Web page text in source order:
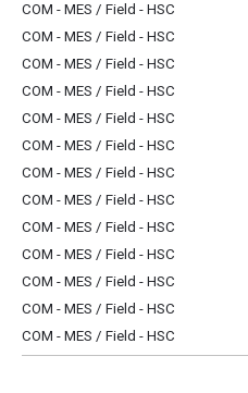
COM - MES / Field - HSC
COM - MES / Field - HSC
COM - MES / Field - HSC
COM - MES / Field - HSC
COM - MES / Field - HSC
COM - MES / Field - HSC
COM - MES / Field - HSC
COM - MES / Field - HSC
COM - MES / Field - HSC
COM - MES / Field - HSC
COM - MES / Field - HSC
COM - MES / Field - HSC
COM - MES / Field - HSC